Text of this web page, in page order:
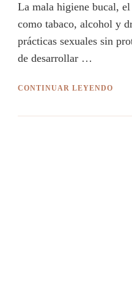
La mala higiene bucal,
como tabaco, alcohol y
prácticas sexuales sin
de desarrollar …
CONTINUAR LEYENDO